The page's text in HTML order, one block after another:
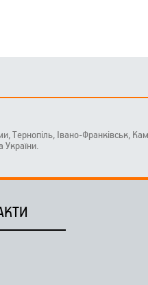
Тернопіль, Івано-Франківськ,
України.